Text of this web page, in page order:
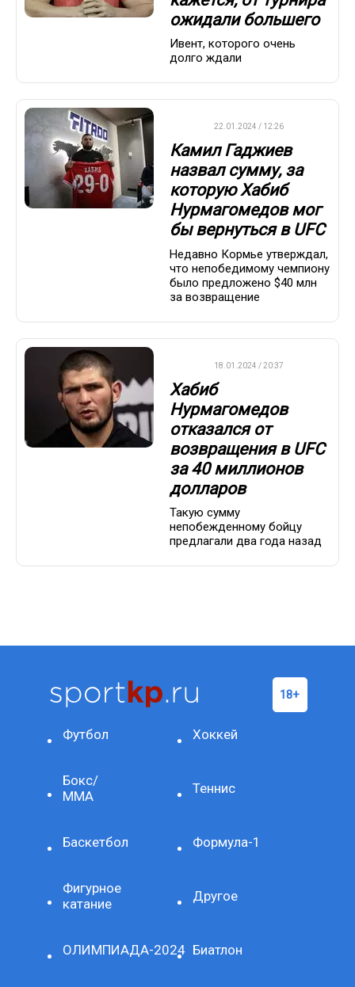
ожидали большего
Ивент, которого очень
долго ждали
22.01.2024 / 12:26
Камил Гаджиев
назвал сумму, за
которую Хабиб
Нурмагомедов мог
бы вернуться в UFC
Недавно Кормье утверждал,
что непобедимому чемпиону
было предложено $40 млн
за возвращение
18.01.2024 / 20:37
Хабиб
Нурмагомедов
отказался от
возвращения в UFC
за 40 миллионов
долларов
Такую сумму
непобежденному бойцу
предлагали два года назад
Футбол Хоккей
Бокс/
ММА
Теннис
Баскетбол Формула-1
Фигурное
катание
Другое
ОЛИМПИАДА-2024 Биатлон